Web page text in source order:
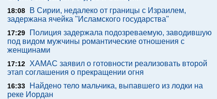
18:08
В Сирии, недалеко от границы с Израилем,
задержана ячейка "Исламского государства"
17:29
Полиция задержала подозреваемую, заводившую
под видом мужчины романтические отношения с
женщинами
17:12
ХАМАС заявил о готовности реализовать второй
этап соглашения о прекращении огня
16:33
Найдено тело мальчика, выпавшего из лодки на
реке Иордан